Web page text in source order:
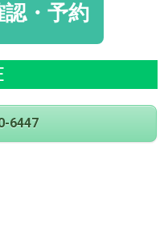
・予約
6447